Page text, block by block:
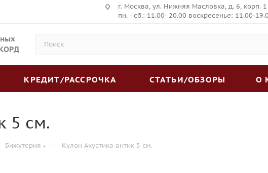
г. Москва, ул. Нижняя Масловка, д. 6, корп. 1
пн. - сб.: 11.00- 20.00 воскресенье: 11.00-
КРЕДИТ/РАССРОЧКА СТАТЬИ/ОБЗОРЫ О
5 см.
Бижутерия — Кулон Акустика антик 5 см.